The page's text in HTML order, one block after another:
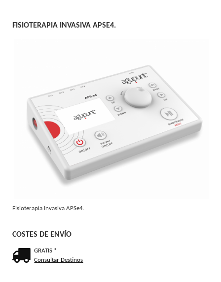
FISIOTERAPIA INVASIVA APSE4.
Fisioterapia Invasiva APSe4.
COSTES DE ENVÍO
GRATIS *
Consultar Destinos